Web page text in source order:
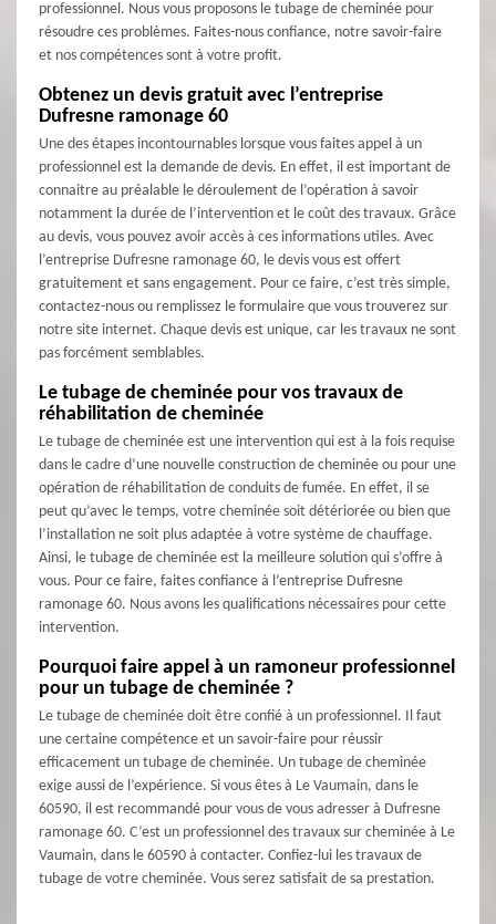
professionnel. Nous vous proposons le tubage de cheminée pour
résoudre ces problèmes. Faites-nous confiance, notre savoir-faire
et nos compétences sont à votre profit.
Obtenez un devis gratuit avec l’entreprise
Dufresne ramonage 60
Une des étapes incontournables lorsque vous faites appel à un
professionnel est la demande de devis. En effet, il est important de
connaitre au préalable le déroulement de l’opération à savoir
notamment la durée de l’intervention et le coût des travaux. Grâce
au devis, vous pouvez avoir accès à ces informations utiles. Avec
l’entreprise Dufresne ramonage 60, le devis vous est offert
gratuitement et sans engagement. Pour ce faire, c’est très simple,
contactez-nous ou remplissez le formulaire que vous trouverez sur
notre site internet. Chaque devis est unique, car les travaux ne sont
pas forcément semblables.
Le tubage de cheminée pour vos travaux de
réhabilitation de cheminée
Le tubage de cheminée est une intervention qui est à la fois requise
dans le cadre d’une nouvelle construction de cheminée ou pour une
opération de réhabilitation de conduits de fumée. En effet, il se
peut qu’avec le temps, votre cheminée soit détériorée ou bien que
l’installation ne soit plus adaptée à votre système de chauffage.
Ainsi, le tubage de cheminée est la meilleure solution qui s’offre à
vous. Pour ce faire, faites confiance à l’entreprise Dufresne
ramonage 60. Nous avons les qualifications nécessaires pour cette
intervention.
Pourquoi faire appel à un ramoneur professionnel
pour un tubage de cheminée ?
Le tubage de cheminée doit être confié à un professionnel. Il faut
une certaine compétence et un savoir-faire pour réussir
efficacement un tubage de cheminée. Un tubage de cheminée
exige aussi de l’expérience. Si vous êtes à Le Vaumain, dans le
60590, il est recommandé pour vous de vous adresser à Dufresne
ramonage 60. C’est un professionnel des travaux sur cheminée à Le
Vaumain, dans le 60590 à contacter. Confiez-lui les travaux de
tubage de votre cheminée. Vous serez satisfait de sa prestation.